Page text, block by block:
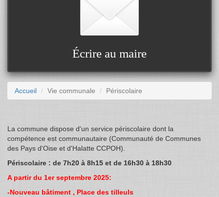
Écrire au maire
Accueil Vie communale Périscolaire
La commune dispose d'un service périscolaire dont la
compétence est communautaire (Communauté de Communes
des Pays d'Oise et d'Halatte CCPOH).
Périscolaire : de 7h20 à 8h15 et de 16h30 à 18h30
A partir du 1er septembre 2025:
-Nouveau bâtiment , Place des tilleuls